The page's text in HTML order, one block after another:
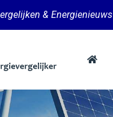
& Energienieuws